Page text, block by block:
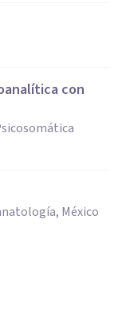
con
México